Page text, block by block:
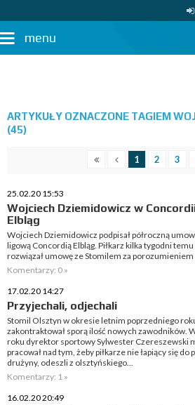
menu
ARTYKUŁY OZNACZONE TAGIEM
(45)
1 2 3
25.02.20 15:53
Wojciech Dziemidowicz w
Elbląg
Wojciech Dziemidowicz podpisał półroczną
ligową Concordią Elbląg. Piłkarz kilka tygodni temu
rozwiązał umowę ze Stomilem za
Komentarzy: 0 »
17.02.20 14:27
Przyjechali, odjechali
Stomil Olsztyn w okresie letnim poprzedniego
zakontraktował sporą ilość nowych zawodników.
roku dyrektor sportowy Sylwester Czereszewski
pracował nad tym, żeby piłkarze nie łapiący się do
drużyny, odeszli z olsztyńskiego...
Komentarzy: 1 »
16.02.20 20:49